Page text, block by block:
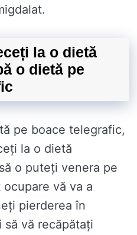
la o dietă
o dietă pe
pe boace telegrafic,
la o dietă
o puteți venera pe
vă va a
pierderea în
vă recăpătați